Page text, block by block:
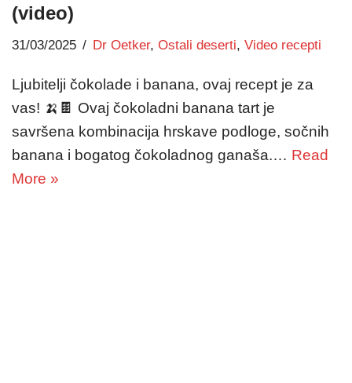
(video)
31/03/2025 Dr Oetker, Ostali deserti, Video recepti
Ljubitelji čokolade i banana, ovaj recept je za
vas! 🍌🍫 Ovaj čokoladni banana tart je
savršena kombinacija hrskave podloge, sočnih
banana i bogatog čokoladnog ganaša.… Read
More »